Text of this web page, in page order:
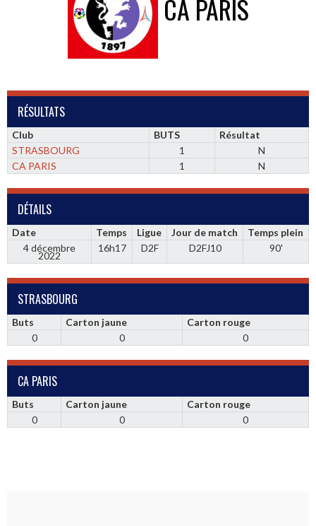
CA PARIS
RÉSULTATS
Club BUTS
Résultat
STRASBOURG
1
N
CA PARIS
1 N
DÉTAILS
Date Temps Ligue Jour de match
Temps plein
4 décembre
2022
16h17 D2F D2FJ10 90'
STRASBOURG
Buts Carton jaune
Carton rouge
0
0 0
CA PARIS
Buts Carton jaune
Carton rouge
0
0 0